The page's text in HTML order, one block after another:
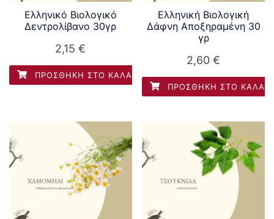
Ελληνικό Βιολογικό
Δεντρολίβανο 30γρ
2,15€
ΠΡΟΣΘΉΚΗ ΣΤΟ ΚΑΛΆΘΙ
Ελληνική Βιολογική
Δάφνη Αποξηραμένη 30
γρ
2,60€
ΠΡΟΣΘΉΚΗ ΣΤΟ ΚΑΛΆΘΙ